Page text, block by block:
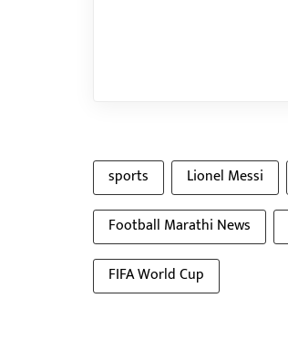
sports Lionel Messi
Football Marathi News
FIFA World Cup